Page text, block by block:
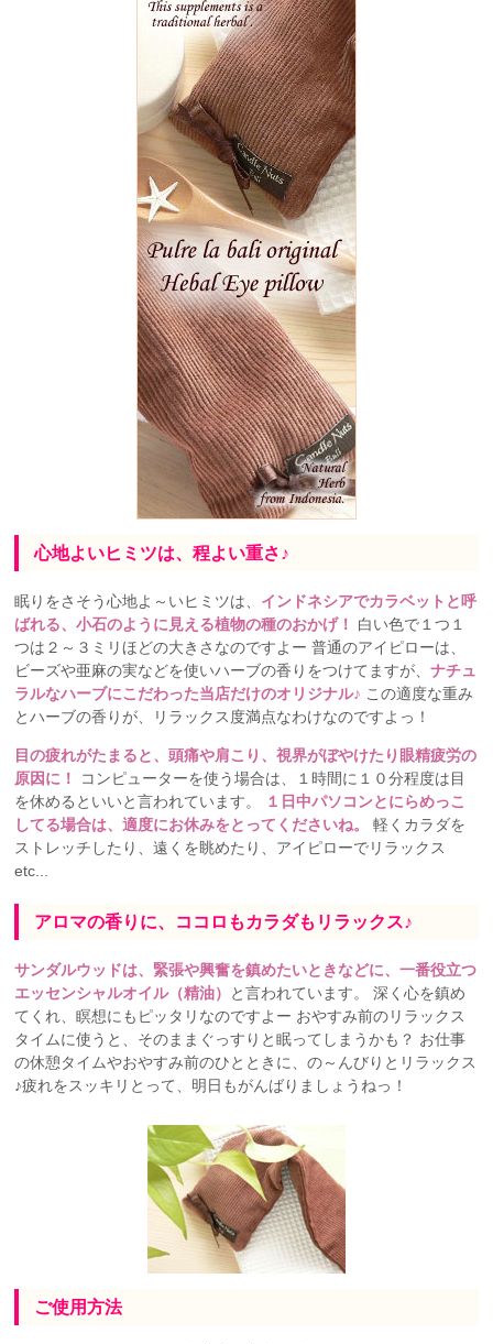
心地よいヒミツは、程よい重さ♪
眠りをさそう心地よ～いヒミツは、 インドネシアでカラベットと呼
ばれる、小石のように見える植物の種のおかげ！
白い色で１つ１
つは２～３ミリほどの大きさなのですよー 普通のアイピローは、
ビーズや亜麻の実などを使いハーブの香りをつけてますが、ナチュ
ラルなハーブにこだわった当店だけのオリジナル♪ この適度な重み
とハーブの香りが、リラックス度満点なわけなのですよっ！
目の疲れがたまると、頭痛や肩こり、視界がぼやけたり眼精疲労の
原因に！
コンピューターを使う場合は、１時間に１０分程度は目
を休めるといいと言われています。
１日中パソコンとにらめっこ
してる場合は、適度にお休みをとってくださいね。
軽くカラダを
ストレッチしたり、遠くを眺めたり、アイピローでリラックス
etc...
アロマの香りに、ココロもカラダもリラックス♪
サンダルウッドは、緊張や興奮を鎮めたいときなどに、一番役立つ
エッセンシャルオイル（精油） と言われています。 深く心を鎮め
てくれ、瞑想にもピッタリなのですよー おやすみ前のリラックス
タイムに使うと、そのままぐっすりと眠ってしまうかも？ お仕事
の休憩タイムやおやすみ前のひとときに、の～んびりとリラックス
♪疲れをスッキリとって、明日もがんばりましょうねっ！
ご使用方法